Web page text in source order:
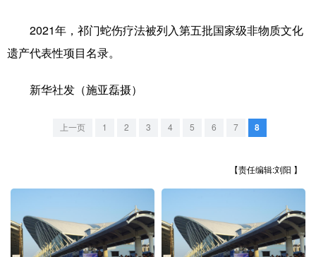
广西 海南
陕西 甘肃 青海 宁夏
新疆 内蒙古 黑龙江
2021年，祁门蛇伤疗法被列入第五批国家级非物质文化
遗产代表性项目名录。
新华社发（施亚磊摄）
上一页 1 2 3 4 5 6 7 8
【责任编辑:刘阳 】